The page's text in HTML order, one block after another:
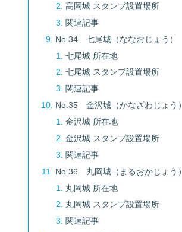
高岡城 スタンプ設置場所
関連記事
No.34 七尾城（ななおじょう）
七尾城 所在地
七尾城 スタンプ設置場所
関連記事
No.35 金沢城（かなざわじょう）
金沢城 所在地
金沢城 スタンプ設置場所
関連記事
No.36 丸岡城（まるおかじょう）
丸岡城 所在地
丸岡城 スタンプ設置場所
関連記事